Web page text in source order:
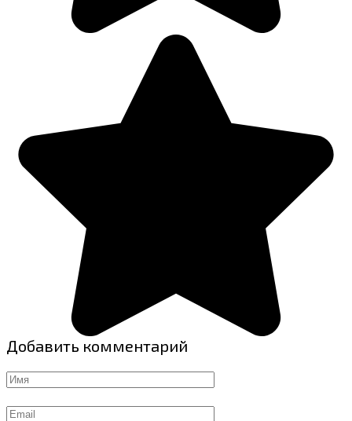
Добавить комментарий
Имя
Email